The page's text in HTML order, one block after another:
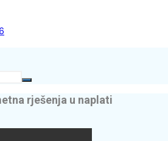
rješenja u naplati